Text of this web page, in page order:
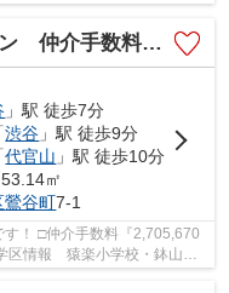
ムキ...
料＋40万円現金プレゼント中
」駅 徒歩7分
渋谷 」駅 徒歩9分
代官山 」駅 徒歩10分
㎡
鶯谷町7-1
！ □仲介手数料『2,705,670
区情報 猿楽小学校・鉢山中
□リ...